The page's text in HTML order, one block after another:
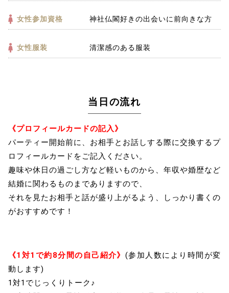
女性参加資格 神社仏閣好きの出会いに前向きな方
女性服装 清潔感のある服装
当日の流れ
《プロフィールカードの記入》
パーティー開始前に、お相手とお話しする際に交換するプ
ロフィールカードをご記入ください。
趣味や休日の過ごし方など軽いものから、年収や婚歴など
結婚に関わるものまでありますので、
それを見たお相手と話が盛り上がるよう、しっかり書くの
がおすすめです！
《1対1で約8分間の自己紹介》 (参加人数により時間が変
動します)
1対1でじっくりトーク♪